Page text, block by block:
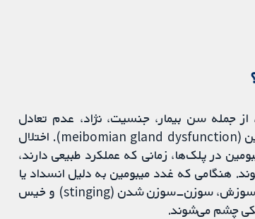
جمله سن بیمار، جنسیت، نژاد، عدم تعادل
هورمونی، استفاده از دستگاه دیجیتال، و اختلال عملکرد غده میبومین (meibomian gland dysfunction). اختلال
در پلک‌ها، زمانی که عملکرد طبیعی دارند،
هنگامی که غدد میبومین به دلیل انسداد یا
التهاب به ‌درستی عمل نمی‌کنند، منجر به ایجاد نشانه‌ها (برای مثال سوزش، سوزن‐سوزن شدن (stinging) و خیس